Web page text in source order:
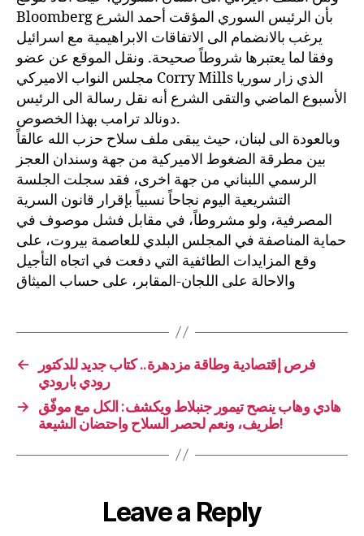
Bloomberg بأن الرئيس السوري المؤقت أحمد الشرع
يرغب بالانضمام الى الاتفاقات الابراهيمية مع اسرائيل
وفقا لما يعتبرها شروطاً صحيحة. ونقل الموقع عن عضو
مجلس النواب الاميركي Corry Mills الذي زار سوريا
الأسبوع الماضي والتقى الشرع أنه نقل رسالة الى الرئيس
دونالد ترامب بهذا الخصوص.
وبالعودة الى لبنان، حيث يبقى ملف سلاح حزب الله عالقاً
بين مطرقة الضغوط الاميركية من جهة وسندان العجز
الرسمي اللبناني من جهة اخرى، فقد سجلت الجلسة
التشريعية اليوم نجاحاً نسبياً بإقرار قانون السرية
المصرفية، ولو مشروطاً، في مقابل فشل موصوف في
حماية المناصفة في المجلس البلدي للعاصمة بيروت، على
وقع المزايدات الطائفية التي دفعت في اتجاه التأجيل
والاحالة على اللجان-المقابر، على حساب الميثاق
←
فرص إقتصادية وطاقة مزدهرة.. كتاب جديد للدكتور
رودي بارودي
→
هادي وهاب ينصح تيمور جنبلاط ويكشف: الكل مع موفّق
طريف، ونعم لحصر السلاح واحتضان الشيعة!
Leave a Reply